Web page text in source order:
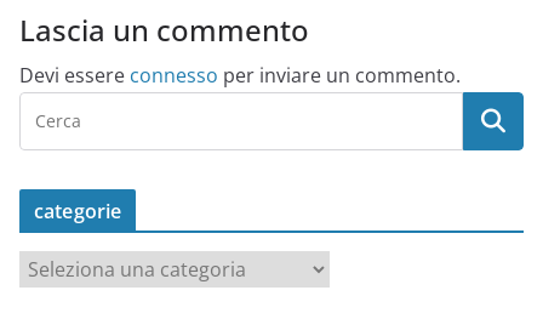
Lascia un commento
Devi essere connesso per inviare un commento.
categorie
a